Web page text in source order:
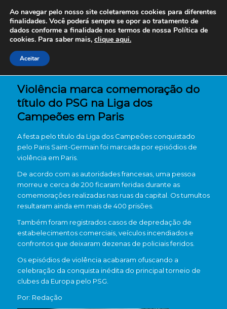
Violência marca comemoração do
título do PSG na Liga dos
Campeões em Paris
A festa pelo título da Liga dos Campeões conquistado
pelo Paris Saint-Germainfoi marcada por episódios de
violência em Paris.
De acordo com as autoridades francesas, uma pessoa
morreu e cerca de 200 ficaram feridas durante as
comemorações realizadas nas ruas da capital. Os tumultos
resultaram ainda em mais de 400 prisões.
Também foram registrados casos de depredação de
estabelecimentos comerciais, veículos incendiados e
confrontos que deixaram dezenas de policiais feridos.
Os episódios de violência acabaram ofuscando a
celebração da conquista inédita do principal torneio de
clubes da Europa pelo PSG.
Por: Redação
Ao navegar pelo nosso site coletaremos cookies para diferentes
finalidades. Você poderá sempre se opor ao tratamento de
dados conforme a finalidade nos termos de nossa Política de
cookies. Para saber mais, clique aqui.
Aceitar